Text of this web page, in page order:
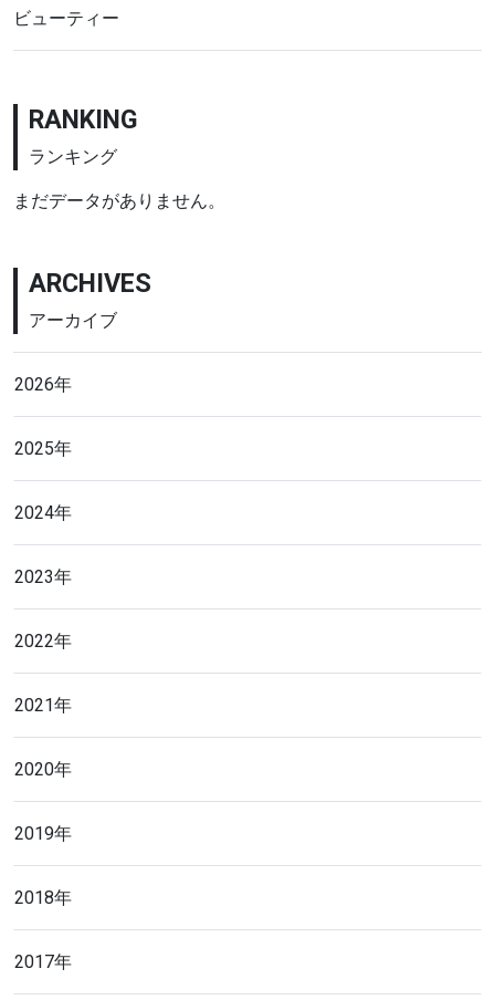
ビューティー
RANKING
ランキング
まだデータがありません。
ARCHIVES
アーカイブ
2026年
2025年
2024年
2023年
2022年
2021年
2020年
2019年
2018年
2017年